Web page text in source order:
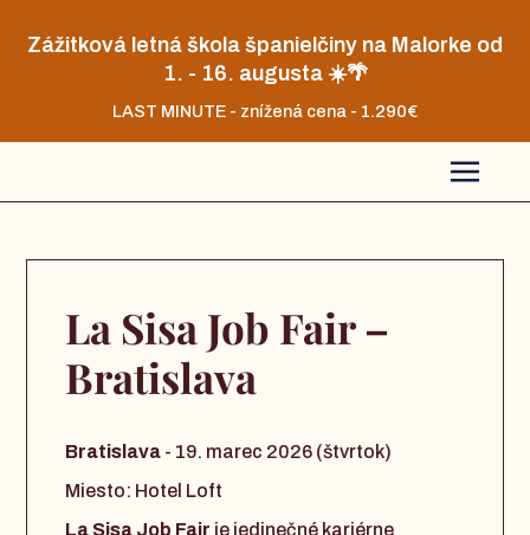
Zážitková letná škola španielčiny na Malorke od
1. - 16. augusta ☀️🌴
LAST MINUTE - znížená cena - 1.290€
La Sisa Job Fair –
Bratislava
Bratislava - 19. marec 2026 (štvrtok)
Miesto: Hotel Loft
La Sisa Job Fair je jedinečné kariérne